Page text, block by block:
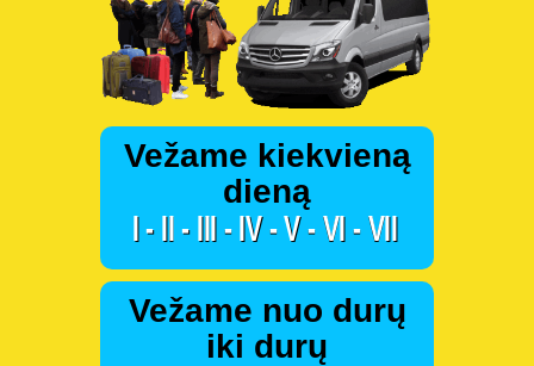
Vežame kiekvieną
dieną
Vežame nuo durų
iki durų